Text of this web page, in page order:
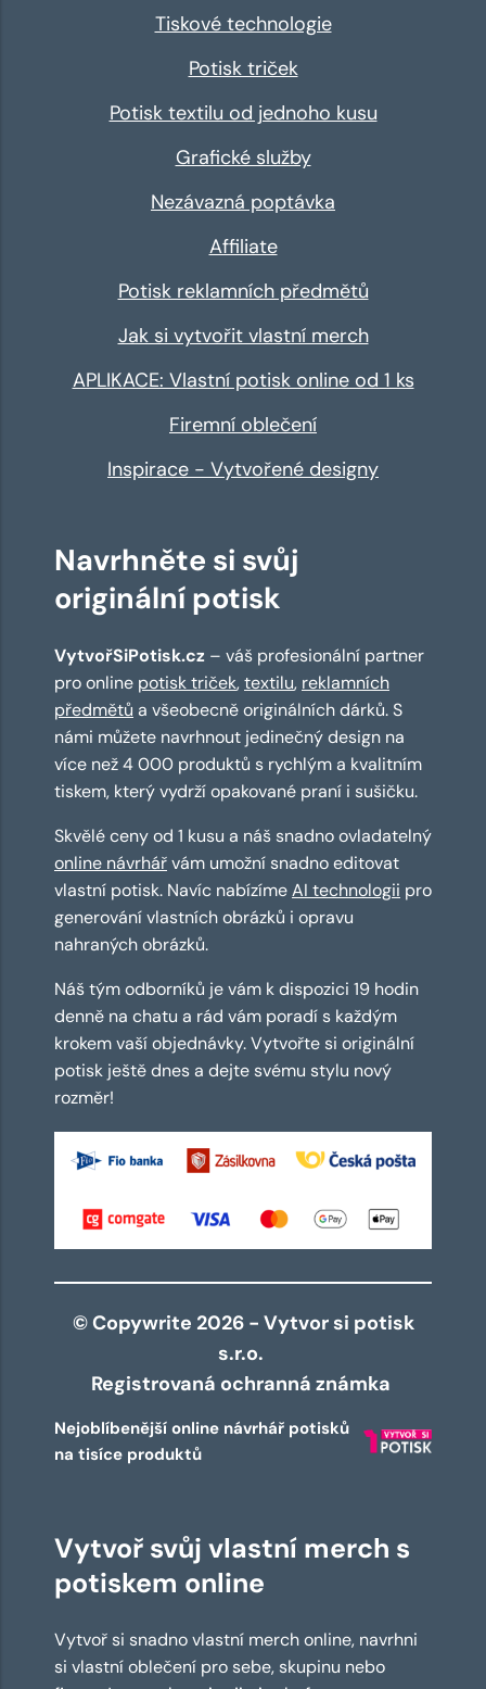
Tiskové technologie
Potisk triček
Potisk textilu od jednoho kusu
Grafické služby
Nezávazná poptávka
Affiliate
Potisk reklamních předmětů
Jak si vytvořit vlastní merch
APLIKACE: Vlastní potisk online od 1 ks
Firemní oblečení
Inspirace - Vytvořené designy
Navrhněte si svůj
originální potisk
VytvořSiPotisk.cz – váš profesionální partner
pro online potisk triček,textilu, reklamních
předmětů a všeobecně originálních dárků. S
námi můžete navrhnout jedinečný design na
více než 4 000 produktů s rychlým a kvalitním
tiskem, který vydrží opakované praní i sušičku.
Skvělé ceny od 1 kusu a náš snadno ovladatelný
online návrhářvám umožní snadno editovat
vlastní potisk. Navíc nabízímeAI technologii pro
generování vlastních obrázků i opravu
nahraných obrázků.
Náš tým odborníků je vám k dispozici 19 hodin
denně na chatu a rád vám poradí s každým
krokem vaší objednávky. Vytvořte si originální
potisk ještě dnes a dejte svému stylu nový
rozměr!
© Copywrite 2026 - Vytvor si potisk
s.r.o.
Registrovaná ochranná známka
Nejoblíbenější online návrhář potisků
na tisíce produktů
Vytvoř svůj vlastní merch s
potiskem online
Vytvoř si snadno vlastní merch online, navrhni
si vlastní oblečení pro sebe, skupinu nebo